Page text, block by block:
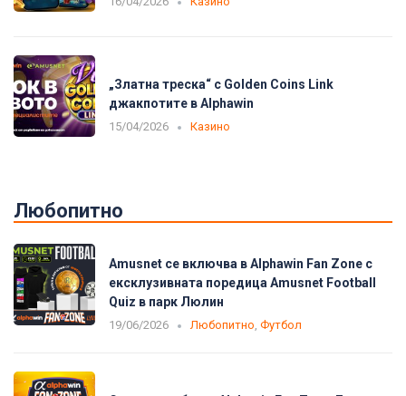
„Златна треска“ с Golden Coins Link
джакпотите в Alphawin
15/04/2026 Казино
Любопитно
Amusnet се включва в Alphawin Fan Zone с
ексклузивната поредица Amusnet Football
Quiz в парк Люлин
19/06/2026 Любопитно Футбол